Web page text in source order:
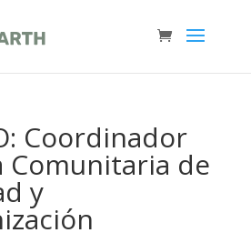
Coordinador
Comunitaria de
y